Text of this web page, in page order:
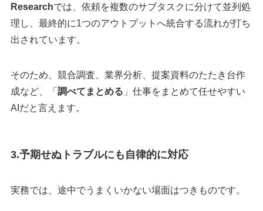
Researchでは、依頼を複数のサブタスクに分けて並列処
理し、最終的に1つのアウトプットへ統合する流れが打ち
出されています。
そのため、競合調査、業界分析、提案資料のたたき台作
成など、「 調べてまとめる 」仕事をまとめて任せやすい
AIだと言えます。
3.予期せぬトラブルにも自律的に対応
実務では、途中でうまくいかない場面はつきものです。